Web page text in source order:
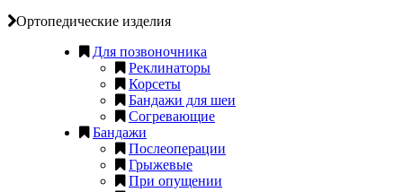
Ортопедические изделия
Для позвоночника
Реклинаторы
Корсеты
Бандажи для шеи
Согревающие
Бандажи
Послеоперации
Грыжевые
При опущении